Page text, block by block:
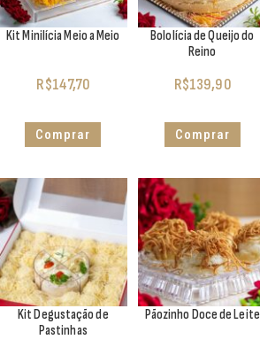
Kit Minilícia Meio a Meio
R$147,70
Comprar
Bololícia de Queijo do
Reino
R$139,90
Comprar
Kit Degustação de
Pastinhas
Pãozinho Doce de Leite